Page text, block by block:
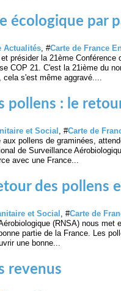
écologique par
Actualités, #Carte de France
présider la 21ème Conférence
COP 21. C'est la 21ième du
cela s'est même aggravé....
pollens : le
et Social , #Carte de
pollens de graminées,
de Surveillance
avec une France...
des pollens
et Social , #Carte de
(RNSA) nous met
partie de la France. Les
une bonne...
revenus